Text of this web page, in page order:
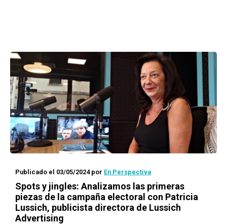
Publicado el 03/05/2024por En Perspectiva
Spots y jingles: Analizamos las primeras
piezas de la campaña electoral con Patricia
Lussich, publicista directora de Lussich
Advertising